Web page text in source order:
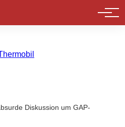
Diskussion um GAP-